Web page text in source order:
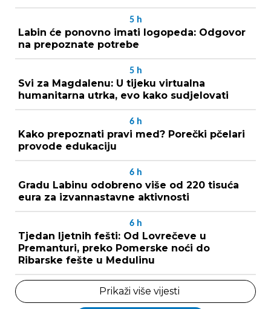
5 h
Labin će ponovno imati logopeda: Odgovor
na prepoznate potrebe
5 h
Svi za Magdalenu: U tijeku virtualna
humanitarna utrka, evo kako sudjelovati
6 h
Kako prepoznati pravi med? Porečki pčelari
provode edukaciju
6 h
Gradu Labinu odobreno više od 220 tisuća
eura za izvannastavne aktivnosti
6 h
Tjedan ljetnih fešti: Od Lovrečeve u
Premanturi, preko Pomerske noći do
Ribarske fešte u Medulinu
Prikaži više vijesti